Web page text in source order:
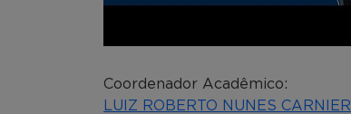
Coordenador Acadêmico:
LUIZ ROBERTO NUNES CARNIER